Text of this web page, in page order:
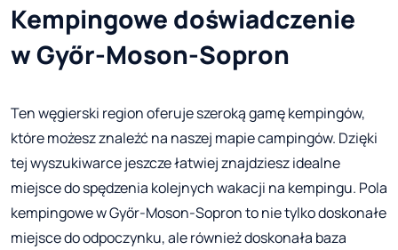
Kempingowe doświadczenie
w Győr-Moson-Sopron
Ten węgierski region oferuje szeroką gamę kempingów,
które możesz znaleźć na naszej mapie campingów. Dzięki
tej wyszukiwarce jeszcze łatwiej znajdziesz idealne
miejsce do spędzenia kolejnych wakacji na kempingu. Pola
kempingowe w Győr-Moson-Sopron to nie tylko doskonałe
miejsce do odpoczynku, ale również doskonała baza